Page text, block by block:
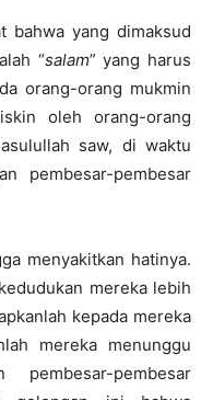
bahwa yang dimaksud
“salam” yang harus
orang-orang mukmin
oleh orang-orang
saw, di waktu
pembesar-pembesar
menyakitkan hatinya.
mereka lebih
kepada mereka
mereka menunggu
pembesar-pembesar